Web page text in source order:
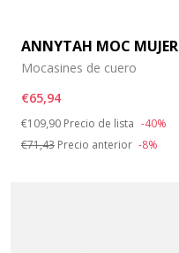
ANNYTAH MOC MUJER
Mocasines de cuero
€65,94
Price reduced from
€109,90 to
Precio de lista -40%
€71,43Precio anterior -8%